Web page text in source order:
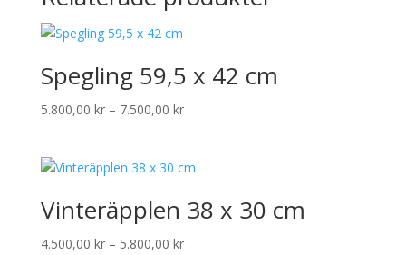
Spegling 59,5 x 42 cm
5.800,00 kr – 7.500,00 krPrisintervall:
7.500,00 kr
Vinteräpplen 38 x 30 cm
4.500,00 kr – 5.800,00 krPrisintervall: